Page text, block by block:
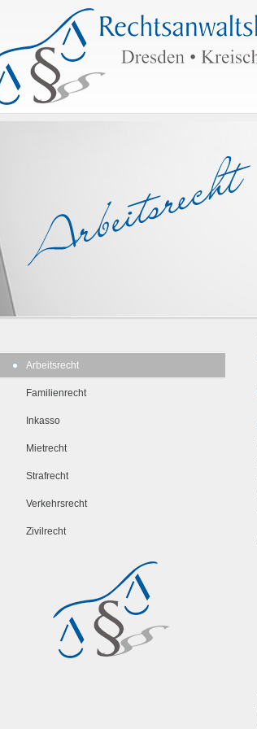
Arbeitsrecht
Familienrecht
Inkasso
Mietrecht
Strafrecht
Verkehrsrecht
Zivilrecht